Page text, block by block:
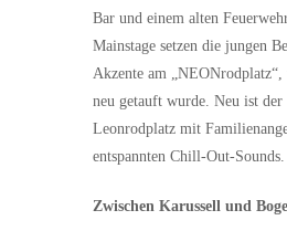
Bar und einem alten
Mainstage setzen die jungen
Akzente am „NEONrodplatz“,
neu getauft wurde. Neu ist der
Leonrodplatz mit
entspannten Chill-Out-Sounds.
Zwischen Karussell und